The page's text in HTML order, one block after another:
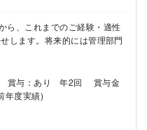
ら、これまでのご経験・適性
します。将来的には管理部門
賞与：あり 年2回 賞与金
年度実績)